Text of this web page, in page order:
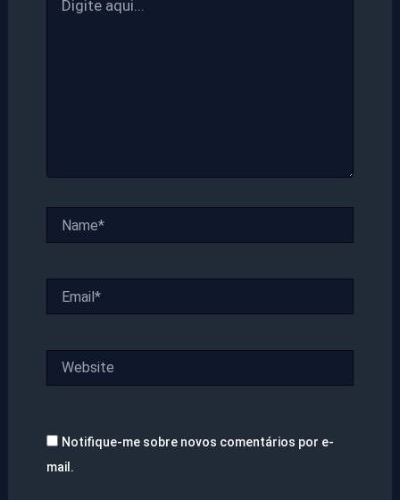
aqui...
Notifique-me sobre novos comentários por e-
mail.